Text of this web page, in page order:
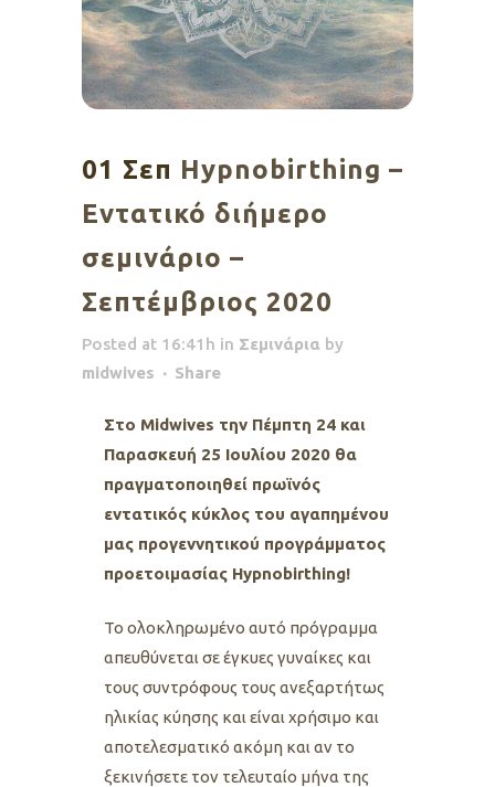
01 Σεπ Hypnobirthing –
Εντατικό διήμερο
σεμινάριο –
Σεπτέμβριος 2020
Posted at 16:41h in Σεμινάρια by
midwives
Share
Στο Midwives την Πέμπτη 24 και
Παρασκευή 25 Ιουλίου 2020 θα
πραγματοποιηθεί πρωϊνός
εντατικός κύκλος του αγαπημένου
μας προγεννητικού προγράμματος
προετοιμασίας Hypnobirthing!
Το ολοκληρωμένο αυτό πρόγραμμα
απευθύνεται σε έγκυες γυναίκες και
τους συντρόφους τους ανεξαρτήτως
ηλικίας κύησης και είναι χρήσιμο και
αποτελεσματικό ακόμη και αν το
ξεκινήσετε τον τελευταίο μήνα της